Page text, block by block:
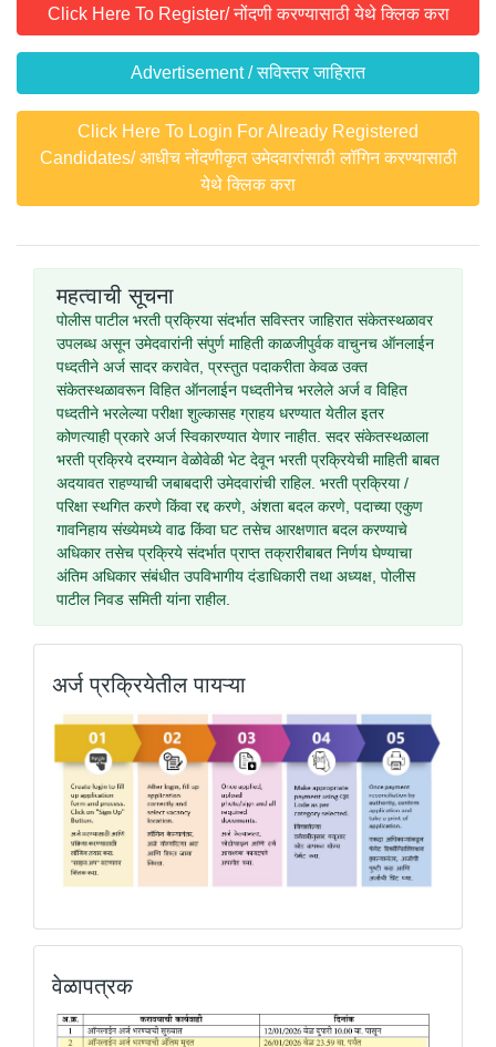
Click Here To Register/ नोंदणी करण्यासाठी येथे क्लिक करा
Advertisement / सविस्तर जाहिरात
Click Here To Login For Already Registered
Candidates/ आधीच नोंदणीकृत उमेदवारांसाठी लॉगिन करण्यासाठी
येथे क्लिक करा
महत्वाची सूचना
पोलीस पाटील भरती प्रक्रिया संदर्भात सविस्तर जाहिरात संकेतस्थळावर
उपलब्ध असून उमेदवारांनी संपुर्ण माहिती काळजीपुर्वक वाचुनच ऑनलाईन
पध्दतीने अर्ज सादर करावेत, प्रस्तुत पदाकरीता केवळ उक्त
संकेतस्थळावरून विहित ऑनलाईन पध्दतीनेच भरलेले अर्ज व विहित
पध्दतीने भरलेल्या परीक्षा शुल्कासह ग्राहय धरण्यात येतील इतर
कोणत्याही प्रकारे अर्ज स्विकारण्यात येणार नाहीत. सदर संकेतस्थळाला
भरती प्रक्रिये दरम्यान वेळोवेळी भेट देवून भरती प्रक्रियेची माहिती बाबत
अदयावत राहण्याची जबाबदारी उमेदवारांची राहिल. भरती प्रक्रिया /
परिक्षा स्थगित करणे किंवा रद्द करणे, अंशता बदल करणे, पदाच्या एकुण
गावनिहाय संख्येमध्ये वाढ किंवा घट तसेच आरक्षणात बदल करण्याचे
अधिकार तसेच प्रक्रिये संदर्भात प्राप्त तक्रारीबाबत निर्णय घेण्याचा
अंतिम अधिकार संबंधीत उपविभागीय दंडाधिकारी तथा अध्यक्ष, पोलीस
पाटील निवड समिती यांना राहील.
अर्ज प्रक्रियेतील पायऱ्या
वेळापत्रक